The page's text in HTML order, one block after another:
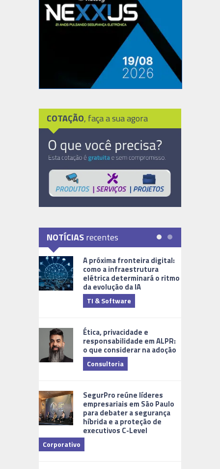
COTAÇÃO, faça a sua agora
NOTÍCIASrecentes
A próxima fronteira digital:
como a infraestrutura
elétrica determinará o ritmo
da evolução da IA
TI & Software
Ética, privacidade e
responsabilidade em ALPR:
o que considerar na adoção
Consultoria
SegurPro reúne líderes
empresariais em São Paulo
para debater a segurança
híbrida e a proteção de
executivos C-Level
Corporativo